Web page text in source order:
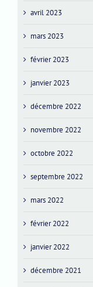
avril 2023
mars 2023
février 2023
janvier 2023
décembre 2022
novembre 2022
octobre 2022
septembre 2022
mars 2022
février 2022
janvier 2022
décembre 2021